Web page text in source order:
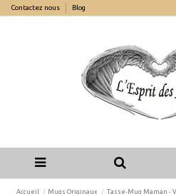
Contactez nous Blog
Accueil Mugs Originaux
Tasse-Mug Maman -